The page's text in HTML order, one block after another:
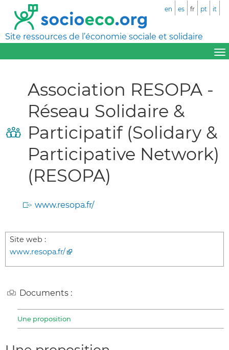
Site ressources de l’économie sociale et solidaire
en es fr pt it
Association RESOPA -
Réseau Solidaire &
Participatif (Solidary &
Participative Network)
(RESOPA)
www.resopa.fr/
Site web :
www.resopa.fr/
Documents :
Une proposition